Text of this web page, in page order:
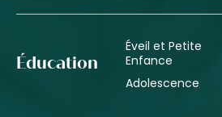
Éducation
Éveil et Petite
Enfance
Adolescence